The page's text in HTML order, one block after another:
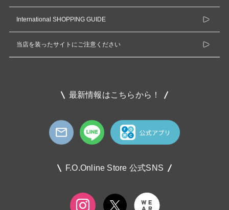
International SHOPPING GUIDE
当店を装ったサイトにご注意ください
最新情報はこちらから！
F.O.Online Store 公式SNS